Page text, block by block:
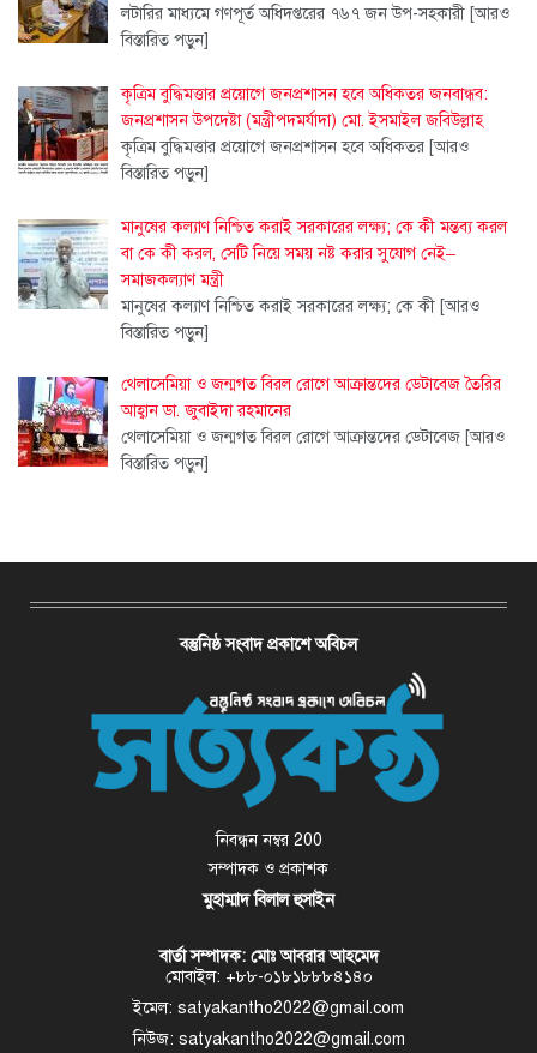
লটারির মাধ্যমে গণপূর্ত অধিদপ্তরের ৭৬৭ জন উপ-সহকারী [আরও
বিস্তারিত পড়ুন]
কৃত্রিম বুদ্ধিমত্তার প্রয়োগে জনপ্রশাসন হবে অধিকতর জনবান্ধব:
জনপ্রশাসন উপদেষ্টা (মন্ত্রীপদমর্যাদা) মো. ইসমাইল জবিউল্লাহ
কৃত্রিম বুদ্ধিমত্তার প্রয়োগে জনপ্রশাসন হবে অধিকতর [আরও
বিস্তারিত পড়ুন]
মানুষের কল্যাণ নিশ্চিত করাই সরকারের লক্ষ্য; কে কী মন্তব্য করল
বা কে কী করল, সেটি নিয়ে সময় নষ্ট করার সুযোগ নেই–
সমাজকল্যাণ মন্ত্রী
মানুষের কল্যাণ নিশ্চিত করাই সরকারের লক্ষ্য; কে কী [আরও
বিস্তারিত পড়ুন]
থেলাসেমিয়া ও জন্মগত বিরল রোগে আক্রান্তদের ডেটাবেজ তৈরির
আহ্বান ডা. জুবাইদা রহমানের
থেলাসেমিয়া ও জন্মগত বিরল রোগে আক্রান্তদের ডেটাবেজ [আরও
বিস্তারিত পড়ুন]
বস্তুনিষ্ঠ সংবাদ প্রকাশে অবিচল
নিবন্ধন নম্বর 200
সম্পাদক ও প্রকাশক
মুহাম্মাদ বিলাল হুসাইন
বার্তা সম্পাদক: মোঃ আবরার আহমেদ
মোবাইল: +৮৮-০১৮১৮৮৮৪১৪০
ইমেল: satyakantho2022@gmail.com
নিউজ: satyakantho2022@gmail.com